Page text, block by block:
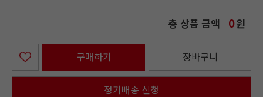
총 상품 금액 0원
구매하기 장바구니
정기배송 신청